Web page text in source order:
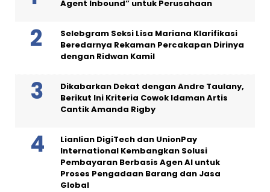
Agent Inbound” untuk Perusahaan
Selebgram Seksi Lisa Mariana Klarifikasi
Beredarnya Rekaman Percakapan Dirinya
dengan Ridwan Kamil
Dikabarkan Dekat dengan Andre Taulany,
Berikut Ini Kriteria Cowok Idaman Artis
Cantik Amanda Rigby
Lianlian DigiTech dan UnionPay
International Kembangkan Solusi
Pembayaran Berbasis Agen AI untuk
Proses Pengadaan Barang dan Jasa
Global